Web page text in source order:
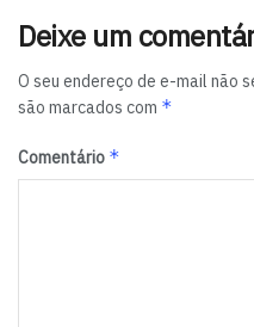
Deixe um
O seu endereço de e-mail não
são marcados com *
Comentário *